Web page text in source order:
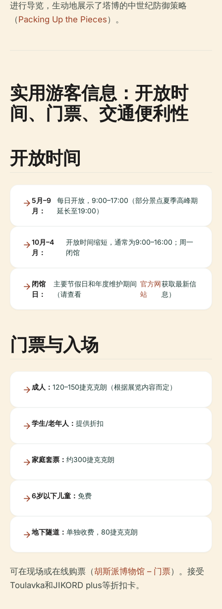
进行导览，生动地展示了塔博的中世纪防御策略
（Packing Up the Pieces）。
实用游客信息：开放时
间、门票、交通便利性
开放时间
5月–9
月：
每日开放，9:00–17:00（部分景点夏季高峰期
延长至19:00）
10月–4
月：
开放时间缩短，通常为9:00–16:00；周一
闭馆
闭馆
日：
主要节假日和年度维护期间
（请查看
官方网
站
获取最新信
息）
门票与入场
成人： 120–150捷克克朗（根据展览内容而定）
学生/老年人： 提供折扣
家庭套票： 约300捷克克朗
6岁以下儿童： 免费
地下隧道： 单独收费，80捷克克朗
可在现场或在线购票（胡斯派博物馆 – 门票）。接受
Toulavka和JIKORD plus等折扣卡。